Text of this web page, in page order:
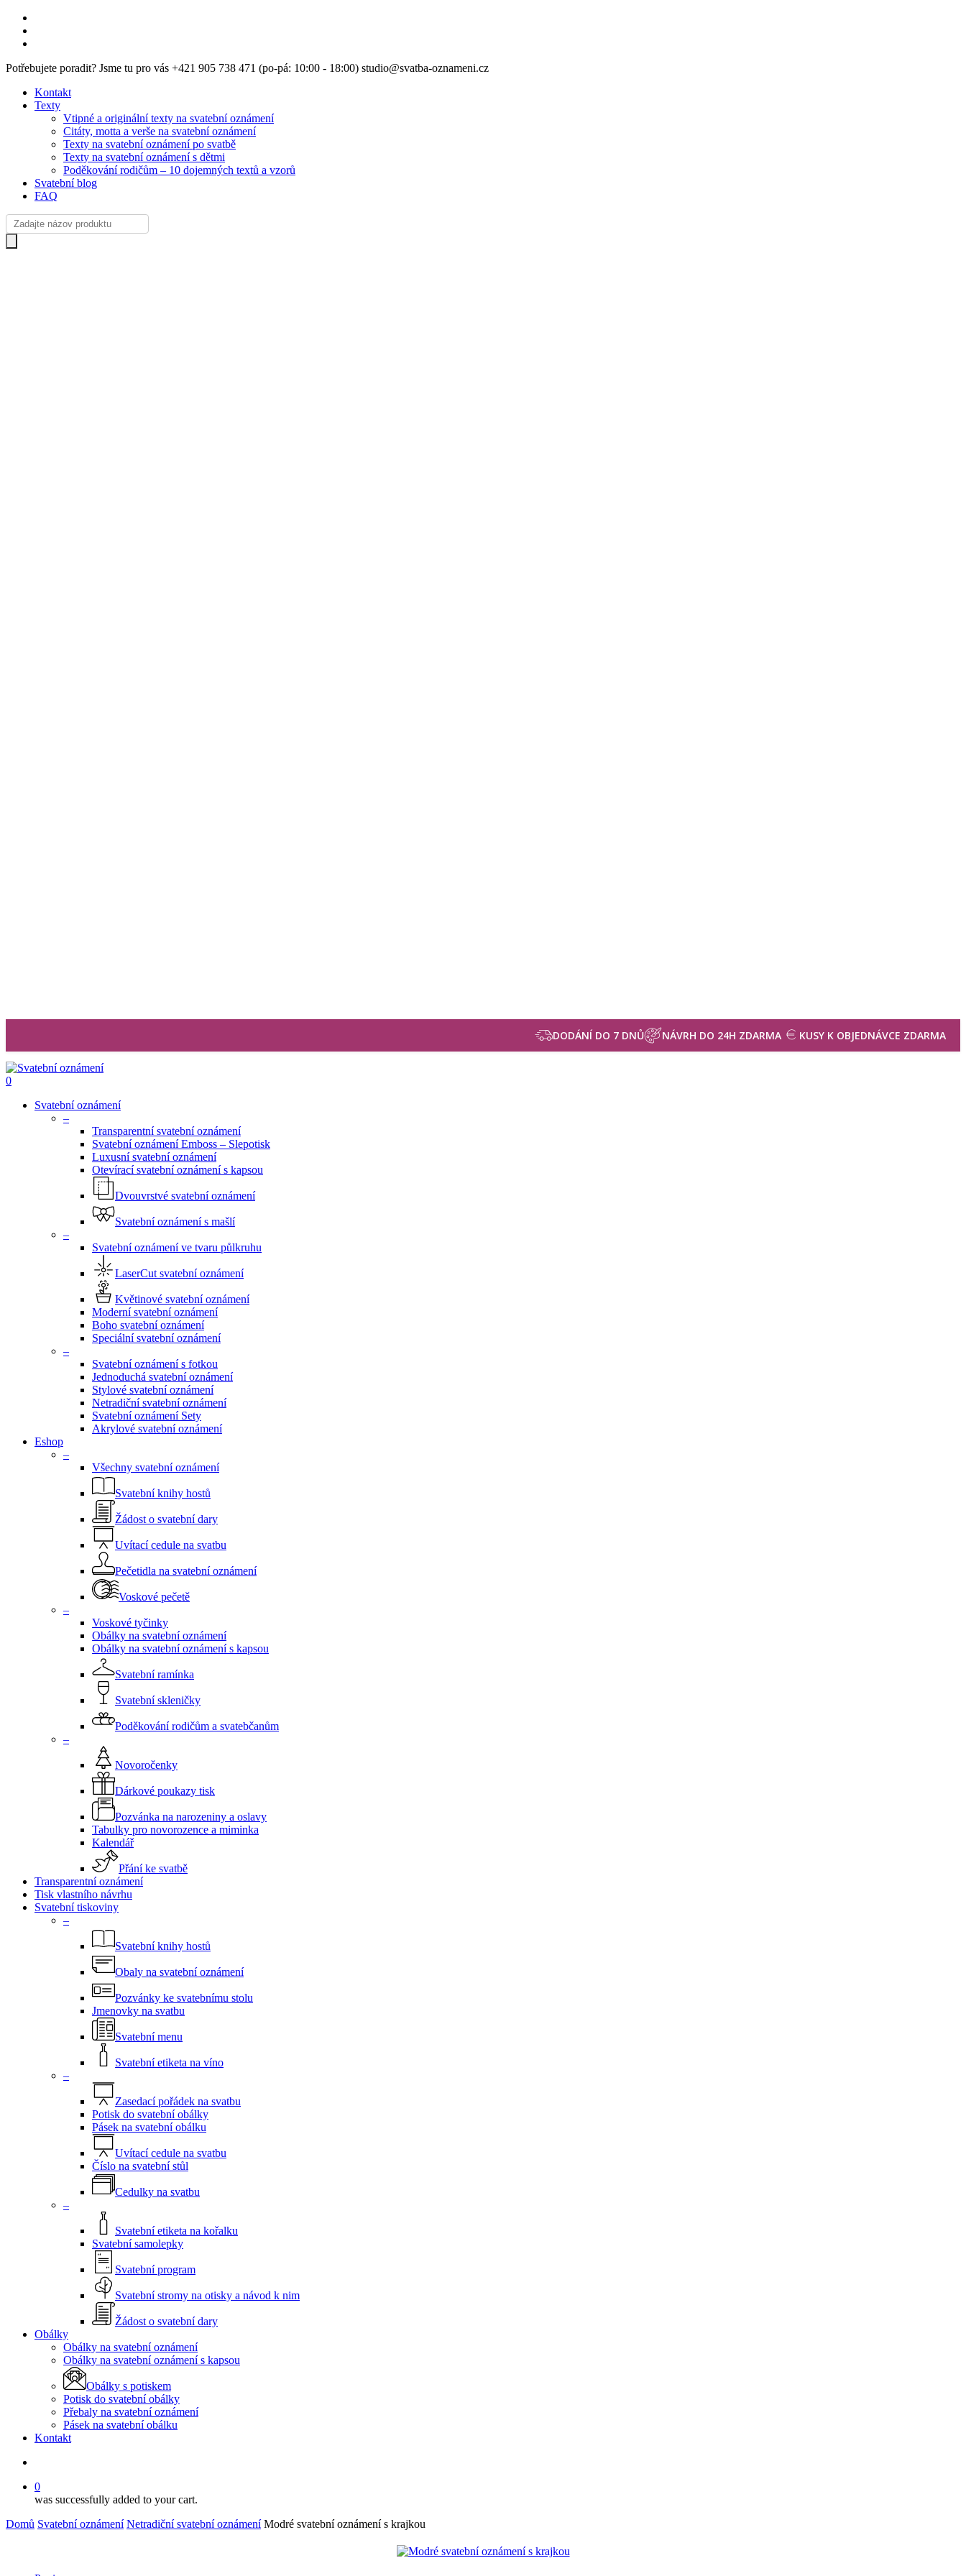
Skip
main
Potřebujete poradit? Jsme tu pro vás +421 905 738 471 (po-pá: 10:00 - 18:00) studio@svatba-oznameni.cz
Kontakt
Texty
Vtipné a originální texty na svatební oznámení
Citáty, motta a verše na svatební oznámení
Texty na svatební oznámení po svatbě
Texty na svatební oznámení s dětmi
Poděkování rodičům – 10 dojemných textů a vzorů
Svatební blog
FAQ
Products
search
DODÁNÍ DO 7 DNŮ NÁVRH DO 24H ZDARMA KUSY K OBJEDNÁVCE ZDARMA
search
0
Svatební oznámení
–
Transparentní svatební oznámení
Svatební oznámení Emboss – Slepotisk
Luxusní svatební oznámení
Otevírací svatební oznámení s kapsou
Dvouvrstvé svatební oznámení
Svatební oznámení s mašlí
–
Svatební oznámení ve tvaru půlkruhu
LaserCut svatební oznámení
Květinové svatební oznámení
Moderní svatební oznámení
Boho svatební oznámení
Speciální svatební oznámení
–
Svatební oznámení s fotkou
Jednoduchá svatební oznámení
Stylové svatební oznámení
Netradiční svatební oznámení
Svatební oznámení Sety
Akrylové svatební oznámení
Eshop
–
Všechny svatební oznámení
Svatební knihy hostů
Žádost o svatební dary
Uvítací cedule na svatbu
Pečetidla na svatební oznámení
Voskové pečetě
–
Voskové tyčinky
Obálky na svatební oznámení
Obálky na svatební oznámení s kapsou
Svatební ramínka
Svatební skleničky
Poděkování rodičům a svatebčanům
–
Novoročenky
Dárkové poukazy tisk
Pozvánka na narozeniny a oslavy
Tabulky pro novorozence a miminka
Kalendář
Přání ke svatbě
Transparentní oznámení
Tisk vlastního návrhu
Svatební tiskoviny
–
Svatební knihy hostů
Obaly na svatební oznámení
Pozvánky ke svatebnímu stolu
Jmenovky na svatbu
Svatební menu
Svatební etiketa na víno
–
Zasedací pořádek na svatbu
Potisk do svatební obálky
Pásek na svatební obálku
Uvítací cedule na svatbu
Číslo na svatební stůl
Cedulky na svatbu
–
Svatební etiketa na kořalku
Svatební samolepky
Svatební program
Svatební stromy na otisky a návod k nim
Žádost o svatební dary
Obálky
Obálky na svatební oznámení
Obálky na svatební oznámení s kapsou
Obálky s potiskem
Potisk do svatební obálky
Přebaly na svatební oznámení
Pásek na svatební obálku
Kontakt
0
was successfully added to your cart.
Domů Svatební oznámení Netradiční svatební oznámení Modré svatební oznámení s krajkou